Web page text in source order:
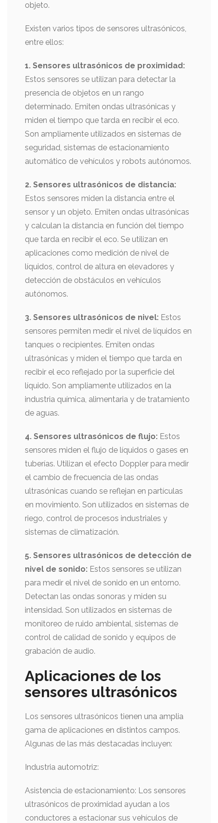
objeto.
Existen varios tipos de sensores ultrasónicos,
entre ellos:
1. Sensores ultrasónicos de proximidad:
Estos sensores se utilizan para detectar la
presencia de objetos en un rango
determinado. Emiten ondas ultrasónicas y
miden el tiempo que tarda en recibir el eco.
Son ampliamente utilizados en sistemas de
seguridad, sistemas de estacionamiento
automático de vehículos y robots autónomos.
2. Sensores ultrasónicos de distancia:
Estos sensores miden la distancia entre el
sensor y un objeto. Emiten ondas ultrasónicas
y calculan la distancia en función del tiempo
que tarda en recibir el eco. Se utilizan en
aplicaciones como medición de nivel de
líquidos, control de altura en elevadores y
detección de obstáculos en vehículos
autónomos.
3. Sensores ultrasónicos de nivel: Estos
sensores permiten medir el nivel de líquidos en
tanques o recipientes. Emiten ondas
ultrasónicas y miden el tiempo que tarda en
recibir el eco reflejado por la superficie del
líquido. Son ampliamente utilizados en la
industria química, alimentaria y de tratamiento
de aguas.
4. Sensores ultrasónicos de flujo: Estos
sensores miden el flujo de líquidos o gases en
tuberías. Utilizan el efecto Doppler para medir
el cambio de frecuencia de las ondas
ultrasónicas cuando se reflejan en partículas
en movimiento. Son utilizados en sistemas de
riego, control de procesos industriales y
sistemas de climatización.
5. Sensores ultrasónicos de detección de
nivel de sonido: Estos sensores se utilizan
para medir el nivel de sonido en un entorno.
Detectan las ondas sonoras y miden su
intensidad. Son utilizados en sistemas de
monitoreo de ruido ambiental, sistemas de
control de calidad de sonido y equipos de
grabación de audio.
Aplicaciones de los
sensores ultrasónicos
Los sensores ultrasónicos tienen una amplia
gama de aplicaciones en distintos campos.
Algunas de las más destacadas incluyen:
Industria automotriz:
Asistencia de estacionamiento: Los sensores
ultrasónicos de proximidad ayudan a los
conductores a estacionar sus vehículos de